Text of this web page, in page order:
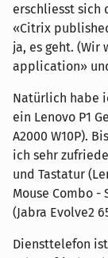
erschliesst sich
«Citrix
ja, es geht. (Wir
application»
Natürlich habe
ein Lenovo P1
A2000 W10P).
ich sehr
und Tastatur
Mouse Combo -
(Jabra Evolve2
Diensttelefon